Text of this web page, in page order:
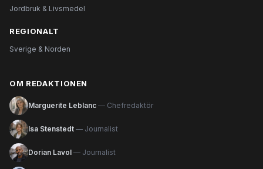
Jordbruk & Livsmedel
REGIONALT
Sverige & Norden
OM REDAKTIONEN
Marguerite Leblanc — Chefredaktör
Isa Stenstedt — Journalist
Dorian Lavol — Journalist